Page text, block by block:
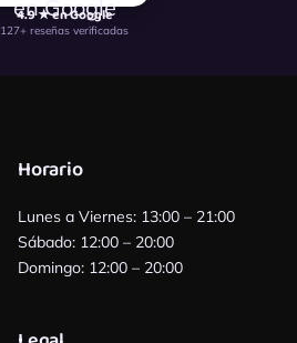
4.9 ★ en Google
127+ reseñas verificadas
Horario
Lunes a Viernes: 13:00 – 21:00
Sábado: 12:00 – 20:00
Domingo: 12:00 – 20:00